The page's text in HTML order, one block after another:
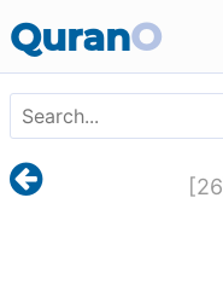
QuranO
[26